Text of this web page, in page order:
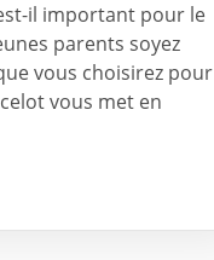
il important pour le
parents soyez
vous choisirez pour
vous met en